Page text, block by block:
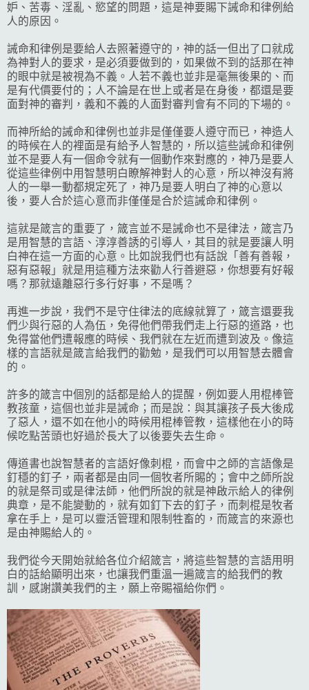
妒、苦毒、淫亂、慾望的問題，這是神要賜下誡命和律例給
人的原因。
誡命和律例是要給人去照著遵守的，神的話一但出了口就成
為神對人的要求，是必須要做到的，如果做不到的話那在神
的眼中就是被視為不義。人若不義也並非是毫無後果的、而
是有代價要付的；人不論是在世上或者是在身後，都還是要
面對神的審判，義和不義的人面對審判會有不同的下場的。
而神所給的誡命和律例也並非是僅僅要人遵守而已，神造人
的時候在人的裡面是有給予人智慧的，所以這些誡命和律例
並不是要人有一個命令就有一個動作來對應的，神乃是要人
從這些律例中用智慧明白瞭解神對人的心意，所以神沒有將
人的一舉一動都規定死了，神乃是要人明白了神的心意以
後，要人合於這心意而非僅僅是合於這誡命和律例。
這就是箴言的重要了，箴言並不是誡命也不是律法，箴言乃
是用智慧的言語、淳淳善誘的引導人，其目的就是要讓人明
白神在這一方面的心意。比如說我們也有話說「善有善報，
惡有惡報」就是用這種方法來勸人行善避惡，你想要有好報
嗎？那就遠離惡行多行好事，不是嗎？
再進一步說，我們不是守住律法的底線就算了，箴言還要我
們少與行惡的人為伍，免得他們帶我們走上行惡的道路，也
免得當他們遭報應的時候、我們就在左近而遭到波及。像這
樣的言語就是箴言給我們的勸勉，是我們可以用智慧去體會
的。
許多的箴言中個別的話都是給人的提醒，例如要人用棍棒管
教孩童，這個也並非是誡命；而是說：與其讓孩子長大後成
了惡人，還不如在他小的時候用棍棒管教，這樣他在小的時
候吃點苦頭也好過於長大了以後要失去生命。
傳道書也說智慧者的言語好像刺棍，而會中之師的言語像是
釘穩的釘子，兩者都是由同一個牧者所賜的；會中之師所說
的就是祭司或是律法師，他們所說的就是神啟示給人的律例
典章，是不能變動的，就有如釘下去的釘子，而刺棍是牧者
拿在手上，是可以靈活管理和限制牲畜的，而箴言的來源也
是由神賜給人的。
我們從今天開始就給各位介紹箴言，將這些智慧的言語用明
白的話給顯明出來，也讓我們重溫一遍箴言的給我們的教
訓，感謝讚美我們的主，願上帝賜福給你們。